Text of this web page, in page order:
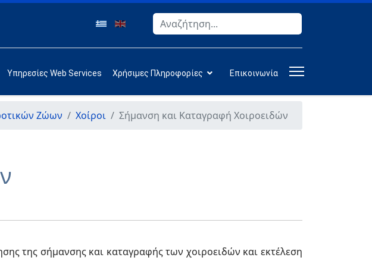
Αναζήτηση
Υπηρεσίες Web Services Χρήσιμες Πληροφορίες Επικοινωνία
Ζώων Χοίροι Σήμανση και Καταγραφή Χοιροειδών
της σήμανσης και καταγραφής των χοιροειδών και εκτέλεση